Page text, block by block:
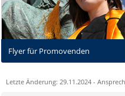
Flyer für Promovenden
Letzte Änderung: 29.11.2024 -